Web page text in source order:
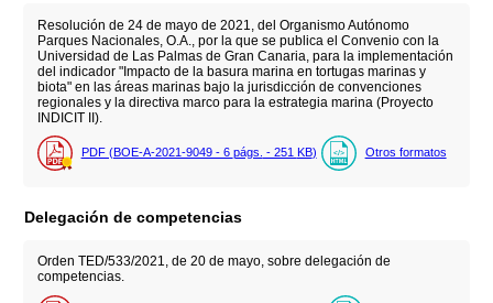
Resolución de 24 de mayo de 2021, del Organismo Autónomo
Parques Nacionales, O.A., por la que se publica el Convenio con la
Universidad de Las Palmas de Gran Canaria, para la implementación
del indicador "Impacto de la basura marina en tortugas marinas y
biota" en las áreas marinas bajo la jurisdicción de convenciones
regionales y la directiva marco para la estrategia marina (Proyecto
INDICIT II).
PDF (BOE-A-2021-9049 - 6 págs. - 251 KB) Otros formatos
Delegación de competencias
Orden TED/533/2021, de 20 de mayo, sobre delegación de
competencias.